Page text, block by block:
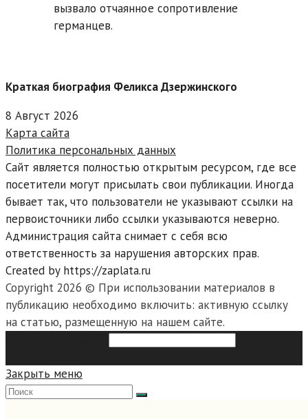
вызвало отчаянное сопротивление
германцев.
Краткая биография Феликса Дзержинского
8 Август 2026
Карта сайта
Политика персональных данных
Сайт является полностью открытым ресурсом, где все
посетители могут присылать свои публикации. Иногда
бывает так, что пользователи не указывают ссылки на
первоисточники либо ссылки указываются неверно.
Администрация сайта снимает с себя всю
ответственность за нарушения авторских прав.
Created by https://zaplata.ru
Copyright 2026 © При использовании материалов в
публикацию необходимо включить: активную ссылку
на статью, размещенную на нашем сайте.
Закрыть меню